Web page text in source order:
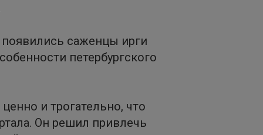
саженцы ирги
петербургского
и трогательно, что
Он решил привлечь